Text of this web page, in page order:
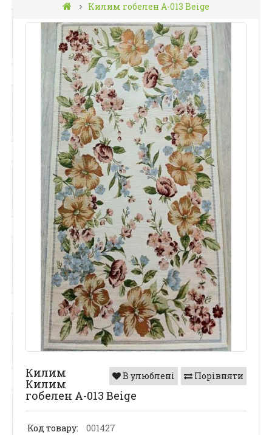
Килим гобелен A-013 Beige
Порівняти
В улюблені
Килим
Килим
гобелен A-013 Beige
Код товару:
001427